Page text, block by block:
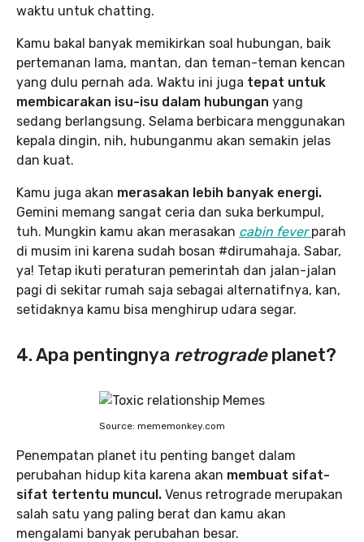
waktu untuk chatting.
Kamu bakal banyak memikirkan soal hubungan, baik
pertemanan lama, mantan, dan teman-teman kencan
yang dulu pernah ada. Waktu ini juga tepat untuk
membicarakan isu-isu dalam hubungan yang
sedang berlangsung. Selama berbicara menggunakan
kepala dingin, nih, hubunganmu akan semakin jelas
dan kuat.
Kamu juga akan merasakan lebih banyak energi.
Gemini memang sangat ceria dan suka berkumpul,
tuh. Mungkin kamu akan merasakan cabin feverparah
di musim ini karena sudah bosan #dirumahaja. Sabar,
ya! Tetap ikuti peraturan pemerintah dan jalan-jalan
pagi di sekitar rumah saja sebagai alternatifnya, kan,
setidaknya kamu bisa menghirup udara segar.
4. Apa pentingnya retrogradeplanet?
Source: mememonkey.com
Penempatan planet itu penting banget dalam
perubahan hidup kita karena akan membuat sifat-
sifat tertentu muncul. Venus retrograde merupakan
salah satu yang paling berat dan kamu akan
mengalami banyak perubahan besar.